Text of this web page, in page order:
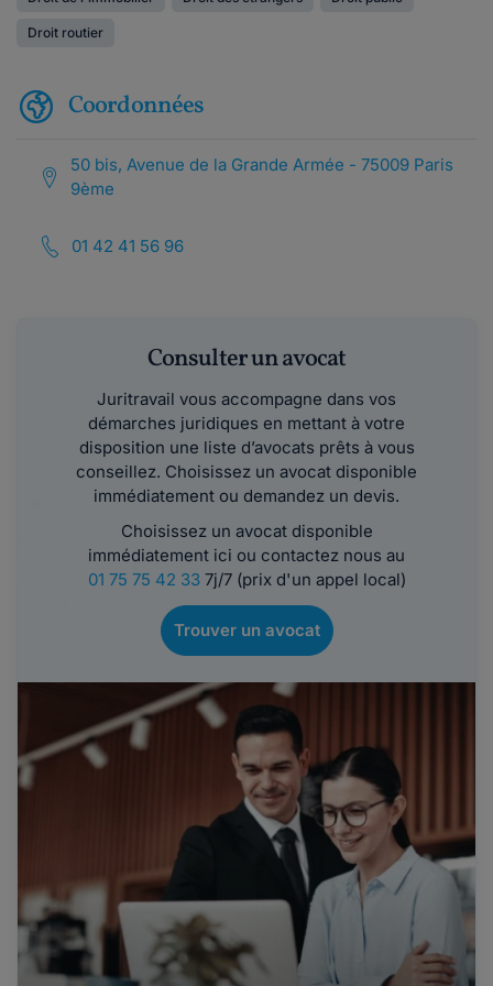
Droit routier
Coordonnées
50 bis, Avenue de la Grande Armée - 75009 Paris
9ème
01 42 41 56 96
Consulter un avocat
Juritravail vous accompagne dans vos
démarches juridiques en mettant à votre
disposition une liste d’avocats prêts à vous
conseillez. Choisissez un avocat disponible
immédiatement ou demandez un devis.
Choisissez un avocat disponible
immédiatement ici ou contactez nous au
01 75 75 42 337j/7 (prix d'un appel local)
Trouver un avocat